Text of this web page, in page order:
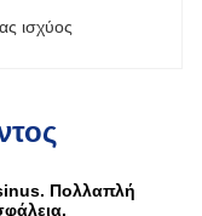
ισχύος
Πολλαπλή